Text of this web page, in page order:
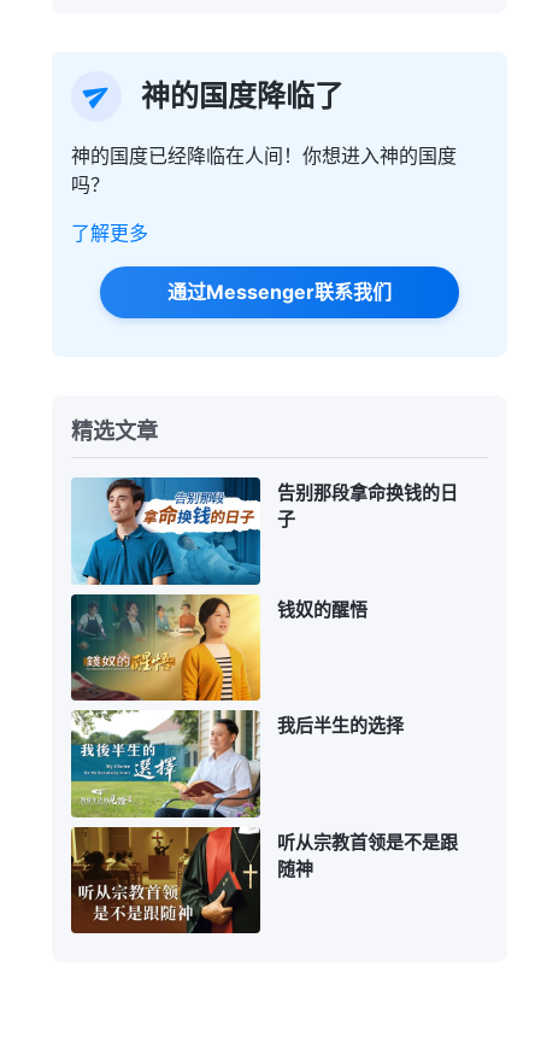
神的国度降临了
神的国度已经降临在人间！你想进入神的国度
吗？
了解更多
通过Messenger联系我们
精选文章
告别那段拿命换钱的日
子
钱奴的醒悟
我后半生的选择
听从宗教首领是不是跟
随神